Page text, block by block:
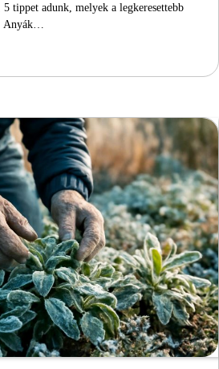
tippet adunk, melyek a legkeresettebb
Anyák…